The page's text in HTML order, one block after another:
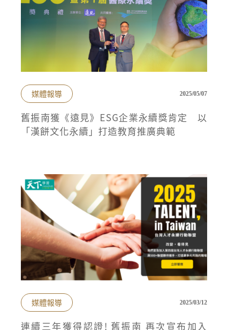
媒體報導 2025/05/07
舊振南獲《遠見》ESG企業永續獎肯定 以
「漢餅文化永續」打造教育推廣典範
媒體報導 2025/03/12
連續三年獲得認證! 舊振南 再次宣布加入